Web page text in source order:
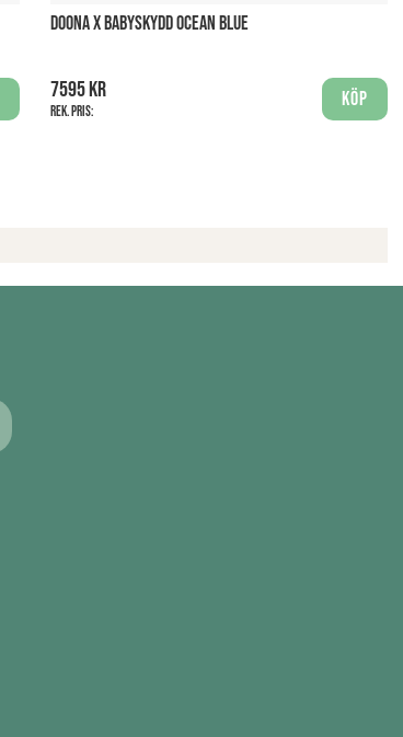
DOONA X BABYSKYDD OCEAN BLUE
7595 kr
Rek. pris:
Köp